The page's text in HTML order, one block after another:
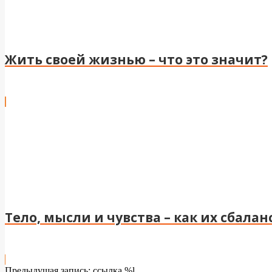
Жить своей жизнью – что это значит?
Тело, мысли и чувства – как их
2024-